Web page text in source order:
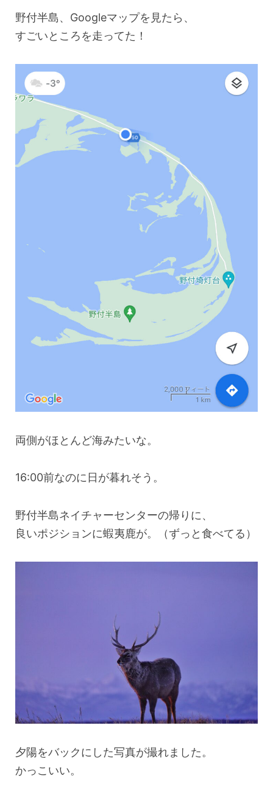
野付半島、Googleマップを見たら、
すごいところを走ってた！
両側がほとんど海みたいな。
16:00前なのに日が暮れそう。
野付半島ネイチャーセンターの帰りに、
良いポジションに蝦夷鹿が。（ずっと食べてる）
夕陽をバックにした写真が撮れました。
かっこいい。